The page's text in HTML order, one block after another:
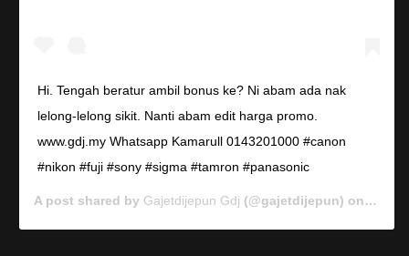
Hi. Tengah beratur ambil bonus ke? Ni abam ada nak
lelong-lelong sikit. Nanti abam edit harga promo.
www.gdj.my Whatsapp Kamarull 0143201000 #canon
#nikon #fuji #sony #sigma #tamron #panasonic
A post shared by Gajetdijepun Gdj (@gajetdijepun) on Jan 7,